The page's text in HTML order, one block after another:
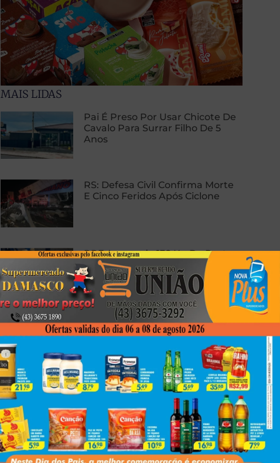
MAIS LIDAS
Pai É Preso Por Usar Chicote De
Cavalo Para Surrar Filho De 5
Anos
RS: Defesa Civil Confirma Morte
E Cinco Feridos Após Ciclone
PRF Apreende 138 Kg De Pasta
Base De Cocaína Em Cambé
Médico De Londrina Morre Após
Acidente Com Caminhonete No
Next